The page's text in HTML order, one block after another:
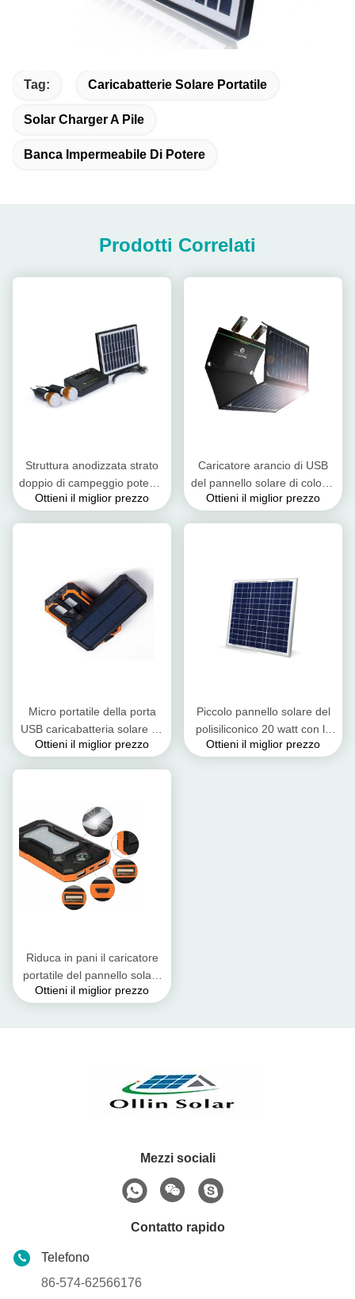
Tag: Caricabatterie Solare Portatile
Solar Charger A Pile
Banca Impermeabile Di Potere
Prodotti Correlati
Struttura anodizzata strato
doppio di campeggio potente
della lega di alluminio del
Ottieni il miglior prezzo
Caricatore arancio di USB
del pannello solare di colore,
caricabatteria solare
Ottieni il miglior prezzo
Micro portatile della porta
USB caricabatteria solare da
12 volt antipolvere e
Ottieni il miglior prezzo
Piccolo pannello solare del
polisiliconico 20 watt con la
struttura anodizzata della
Ottieni il miglior prezzo
Riduca in pani il caricatore
portatile del pannello solare
dei telefoni
Ottieni il miglior prezzo
Mezzi sociali
Contatto rapido
Telefono
86-574-62566176